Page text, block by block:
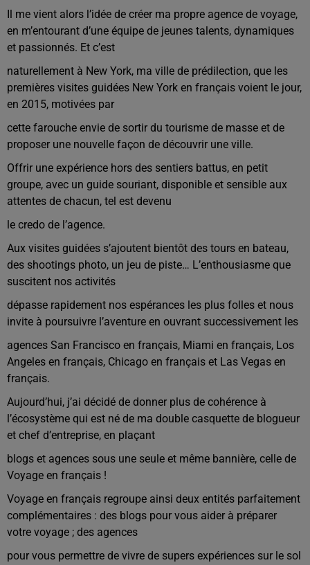
Il me vient alors l’idée de créer ma propre agence de voyage,
en m’entourant d’une équipe de jeunes talents, dynamiques
et passionnés. Et c’est
naturellement à New York, ma ville de prédilection, que les
premières visites guidées New York en français voient le jour,
en 2015, motivées par
cette farouche envie de sortir du tourisme de masse et de
proposer une nouvelle façon de découvrir une ville.
Offrir une expérience hors des sentiers battus, en petit
groupe, avec un guide souriant, disponible et sensible aux
attentes de chacun, tel est devenu
le credo de l’agence.
Aux visites guidées s’ajoutent bientôt des tours en bateau,
des shootings photo, un jeu de piste… L’enthousiasme que
suscitent nos activités
dépasse rapidement nos espérances les plus folles et nous
invite à poursuivre l’aventure en ouvrant successivement les
agences San Francisco en français, Miami en français, Los
Angeles en français, Chicago en français et Las Vegas en
français.
Aujourd’hui, j’ai décidé de donner plus de cohérence à
l’écosystème qui est né de ma double casquette de blogueur
et chef d’entreprise, en plaçant
blogs et agences sous une seule et même bannière, celle de
Voyage en français !
Voyage en français regroupe ainsi deux entités parfaitement
complémentaires : des blogs pour vous aider à préparer
votre voyage ; des agences
pour vous permettre de vivre de supers expériences sur le sol